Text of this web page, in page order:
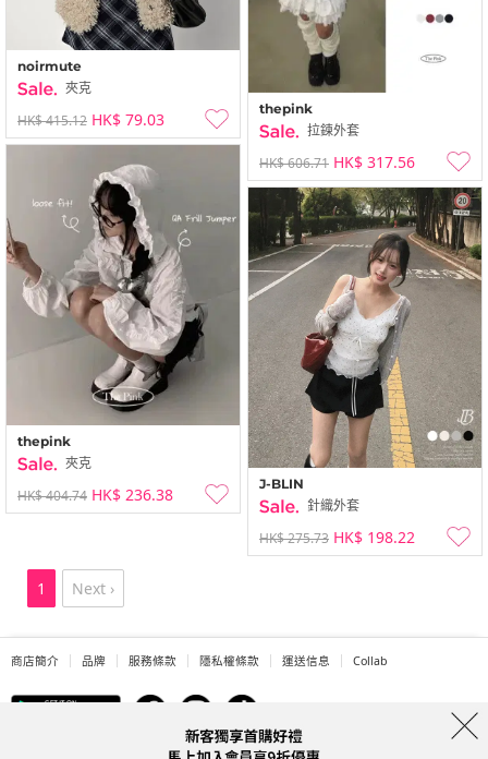
noirmute
夾克
HK$ 415.12 HK$ 79.03
thepink
拉鍊外套
HK$ 606.71 HK$ 317.56
thepink
夾克
HK$ 404.74 HK$ 236.38
J-BLIN
針織外套
HK$ 275.73 HK$ 198.22
1 Next ›
商店簡介 品牌 服務條款 隱私權條款 運送信息 Collab
Address: A-301, 114, Gasan digital 2-ro, Geumcheon-gu, Seoul